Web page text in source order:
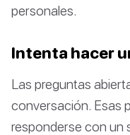
personales.
Intenta hacer
Las preguntas
conversación. Esas
responderse con un